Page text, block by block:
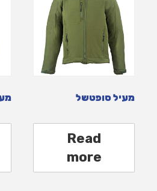
מעיל סופטשל
Read
more